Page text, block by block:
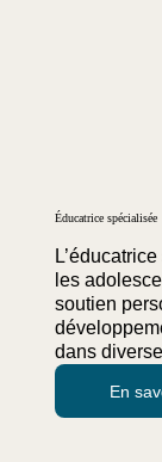
Éducatrice spécialisée
les
soutien
dans
En